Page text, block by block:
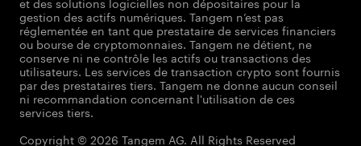
gestion des actifs numériques. Tangem n’est pas
réglementée en tant que prestataire de services financiers
ou bourse de cryptomonnaies. Tangem ne détient, ne
conserve ni ne contrôle les actifs ou transactions des
utilisateurs. Les services de transaction crypto sont fournis
par des prestataires tiers. Tangem ne donne aucun conseil
ni recommandation concernant l'utilisation de ces
services tiers.